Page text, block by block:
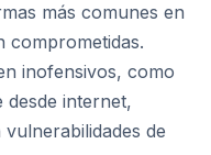
más comunes en
comprometidas.
inofensivos, como
internet,
de